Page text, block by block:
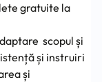
gratuite la
scopul și
și instruiri
și